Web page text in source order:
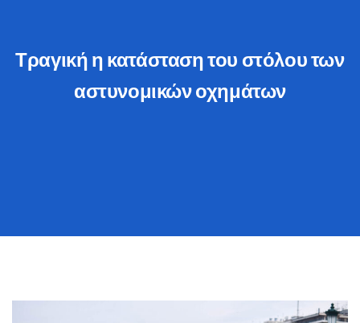
Τραγική η κατάσταση του στόλου των
αστυνομικών οχημάτων